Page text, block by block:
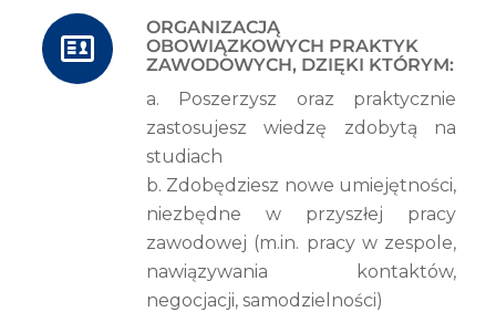
ORGANIZACJĄ
OBOWIĄZKOWYCH PRAKTYK
ZAWODOWYCH, DZIĘKI KTÓRYM:
a. Poszerzysz oraz praktycznie
zastosujesz wiedzę zdobytą na
studiach
b. Zdobędziesz nowe umiejętności,
niezbędne w przyszłej pracy
zawodowej (m.in. pracy w zespole,
nawiązywania kontaktów,
negocjacji, samodzielności)